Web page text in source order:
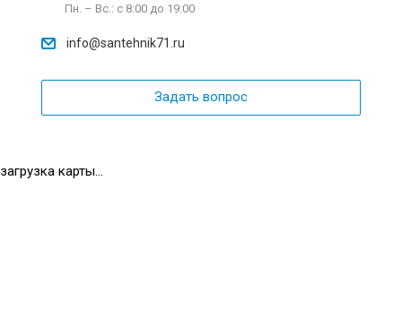
Пн. – Вс.: с 8:00 до 19:00
info@santehnik71.ru
Задать вопрос
загрузка карты...